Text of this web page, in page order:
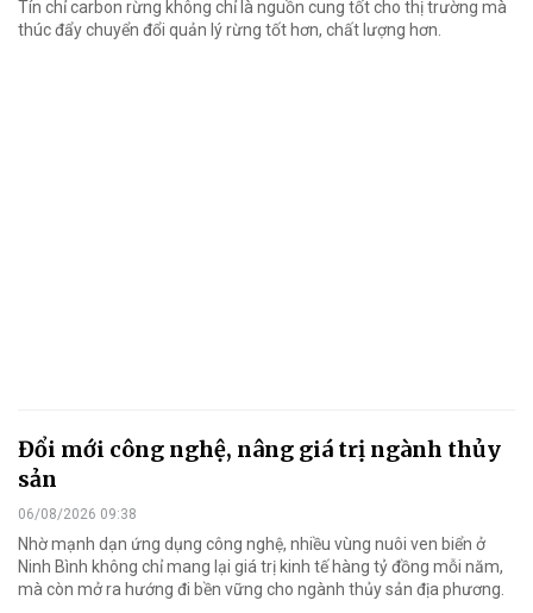
Tín chỉ carbon rừng không chỉ là nguồn cung tốt cho thị trường mà
thúc đẩy chuyển đổi quản lý rừng tốt hơn, chất lượng hơn.
Đổi mới công nghệ, nâng giá trị ngành thủy
sản
06/08/2026 09:38
Nhờ mạnh dạn ứng dụng công nghệ, nhiều vùng nuôi ven biển ở
Ninh Bình không chỉ mang lại giá trị kinh tế hàng tỷ đồng mỗi năm,
mà còn mở ra hướng đi bền vững cho ngành thủy sản địa phương.